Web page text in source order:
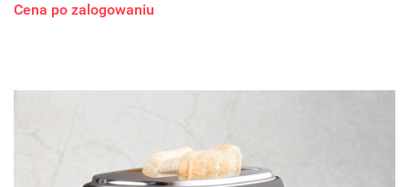
Cena po zalogowaniu